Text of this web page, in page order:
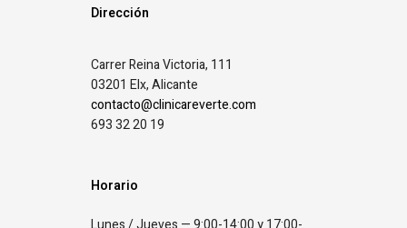
Dirección
Carrer Reina Victoria, 111
03201 Elx, Alicante
contacto@clinicareverte.com
693 32 20 19
Horario